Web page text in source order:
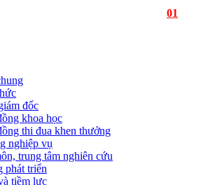
01
đốc
khoa học
thi đua khen thưởng
nghiệp vụ
trung tâm nghiên cứu
phát triển
tiềm lực